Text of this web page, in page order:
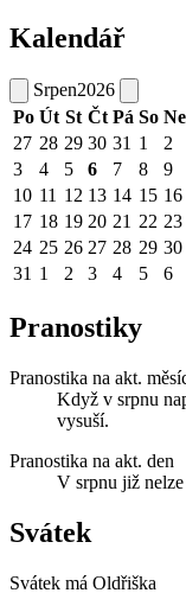
Kalendář
Srpen2026
Po Út St Čt Pá So Ne
27 28 29 30 31 1
2
3
4 5 6 7 8
9
10 11 12 13 14 15 16
17 18 19 20 21 22 23
24 25 26 27 28 29 30
31 1 2 3 4 5 6
Pranostiky
Pranostika na akt.
Když v srpnu
vysuší.
Pranostika na akt. den
V srpnu již
Svátek
Svátek má Oldřiška